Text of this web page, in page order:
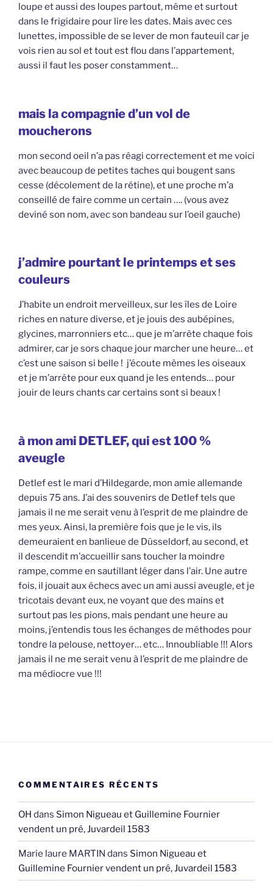
loupe et aussi des loupes partout, même et surtout
dans le frigidaire pour lire les dates. Mais avec ces
lunettes, impossible de se lever de mon fauteuil car je
vois rien au sol et tout est flou dans l’appartement,
aussi il faut les poser constamment…
mais la compagnie d’un vol de
moucherons
mon second oeil n’a pas réagi correctement et me voici
avec beaucoup de petites taches qui bougent sans
cesse (décolement de la rétine), et une proche m’a
conseillé de faire comme un certain …. (vous avez
deviné son nom, avec son bandeau sur l’oeil gauche)
j’admire pourtant le printemps et ses
couleurs
J’habite un endroit merveilleux, sur les îles de Loire
riches en nature diverse, et je jouis des aubépines,
glycines, marronniers etc… que je m’arrête chaque fois
admirer, car je sors chaque jour marcher une heure… et
c’est une saison si belle ! j’écoute mêmes les oiseaux
et je m’arrête pour eux quand je les entends… pour
jouir de leurs chants car certains sont si beaux !
à mon ami DETLEF, qui est 100 %
aveugle
Detlef est le mari d’Hildegarde, mon amie allemande
depuis 75 ans. J’ai des souvenirs de Detlef tels que
jamais il ne me serait venu à l’esprit de me plaindre de
mes yeux. Ainsi, la première fois que je le vis, ils
demeuraient en banlieue de Düsseldorf, au second, et
il descendit m’accueillir sans toucher la moindre
rampe, comme en sautillant léger dans l’air. Une autre
fois, il jouait aux échecs avec un ami aussi aveugle, et je
tricotais devant eux, ne voyant que des mains et
surtout pas les pions, mais pendant une heure au
moins, j’entendis tous les échanges de méthodes pour
tondre la pelouse, nettoyer… etc… Innoubliable !!! Alors
jamais il ne me serait venu à l’esprit de me plaindre de
ma médiocre vue !!!
COMMENTAIRES RÉCENTS
OH dans Simon Nigueau et Guillemine Fournier
vendent un pré, Juvardeil 1583
Marie laure MARTIN dans Simon Nigueau et
Guillemine Fournier vendent un pré, Juvardeil 1583